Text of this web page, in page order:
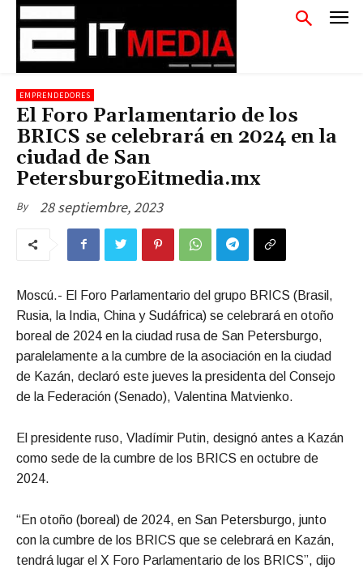
EMPRENDEDORES
El Foro Parlamentario de los
BRICS se celebrará en 2024 en la
ciudad de San
PetersburgoEitmedia.mx
By 28 septiembre, 2023
Moscú.- El Foro Parlamentario del grupo BRICS (Brasil,
Rusia, la India, China y Sudáfrica) se celebrará en otoño
boreal de 2024 en la ciudad rusa de San Petersburgo,
paralelamente a la cumbre de la asociación en la ciudad
de Kazán, declaró este jueves la presidenta del Consejo
de la Federación (Senado), Valentina Matvienko.
El presidente ruso, Vladímir Putin, designó antes a Kazán
como sede de la cumbre de los BRICS en octubre de
2024.
“En otoño (boreal) de 2024, en San Petersburgo, junto
con la cumbre de los BRICS que se celebrará en Kazán,
tendrá lugar el X Foro Parlamentario de los BRICS”, dijo